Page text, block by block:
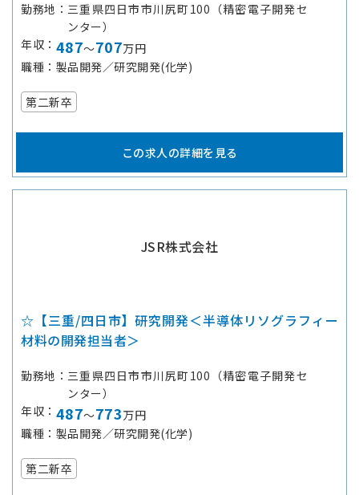
勤務地
三重県四日市市川尻町100（精密電子開発セ
ンター）
年収
487～707万円
職種
製品開発／研究開発(化学)
第二新卒
この求人の詳細を見る
JSR株式会社
☆【三重/四日市】研究開発＜半導体リソグラフィー
材料の開発担当者＞
勤務地
三重県四日市市川尻町100（精密電子開発セ
ンター）
年収
487～773万円
職種
製品開発／研究開発(化学)
第二新卒